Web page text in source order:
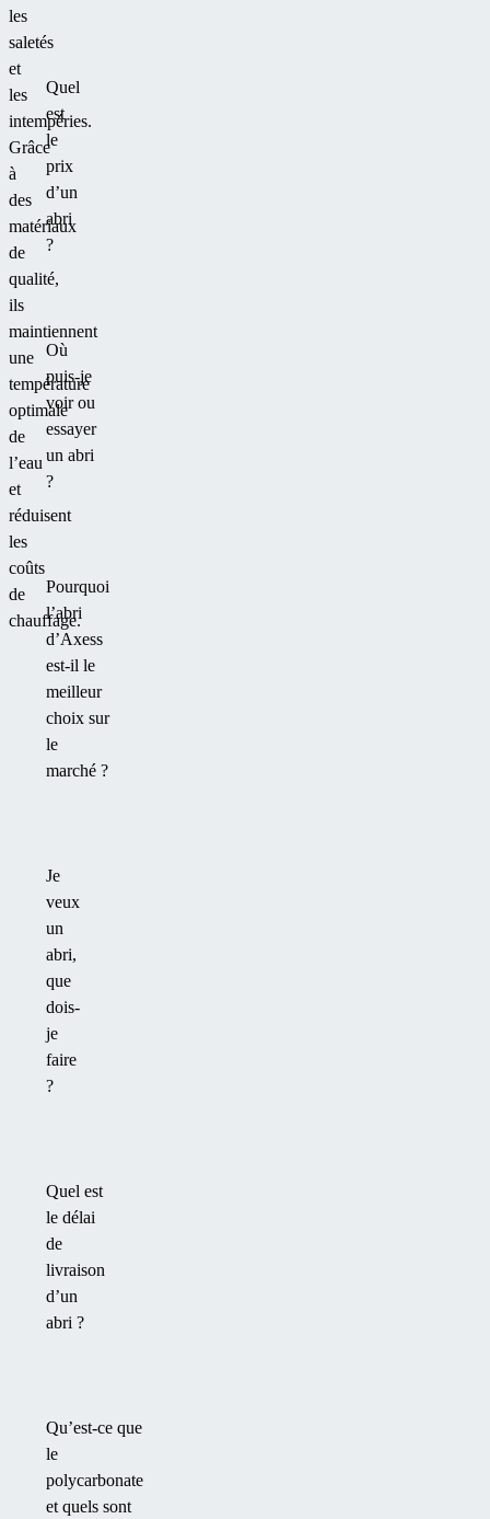
les
saletés
et
les
intempéries.
Grâce
à
des
matériaux
de
qualité,
ils
maintiennent
une
température
optimale
de
l’eau
et
réduisent
les
coûts
de
chauffage.
Quel
est
le
prix
d’un
abri
?
Où
puis-je
voir ou
essayer
un abri
?
Pourquoi
l’abri
d’Axess
est-il le
meilleur
choix sur
le
marché ?
Je
veux
un
abri,
que
dois-
je
faire
?
Quel est
le délai
de
livraison
d’un
abri ?
Qu’est-ce que
le
polycarbonate
et quels sont